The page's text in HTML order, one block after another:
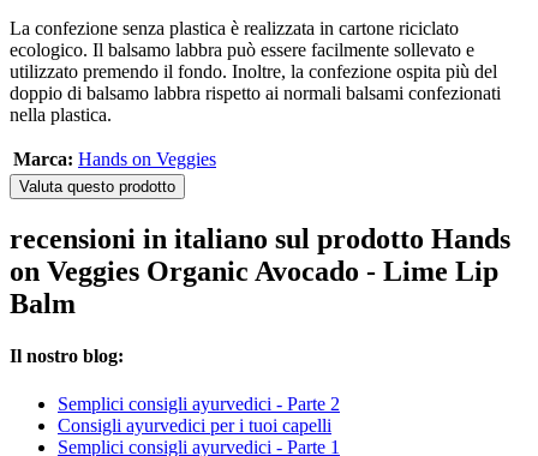
La confezione senza plastica è realizzata in cartone riciclato
ecologico. Il balsamo labbra può essere facilmente sollevato e
utilizzato premendo il fondo. Inoltre, la confezione ospita più del
doppio di balsamo labbra rispetto ai normali balsami confezionati
nella plastica.
Marca: Hands on Veggies
Valuta questo prodotto
recensioni in italiano sul prodotto Hands
on Veggies Organic Avocado - Lime Lip
Balm
Il nostro blog:
Semplici consigli ayurvedici - Parte 2
Consigli ayurvedici per i tuoi capelli
Semplici consigli ayurvedici - Parte 1